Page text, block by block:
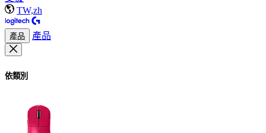
TW,zh
產品 產品
依類別